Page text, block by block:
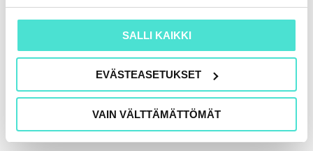
SALLI KAIKKI
EVÄSTEASETUKSET
VAIN VÄLTTÄMÄTTÖMÄT